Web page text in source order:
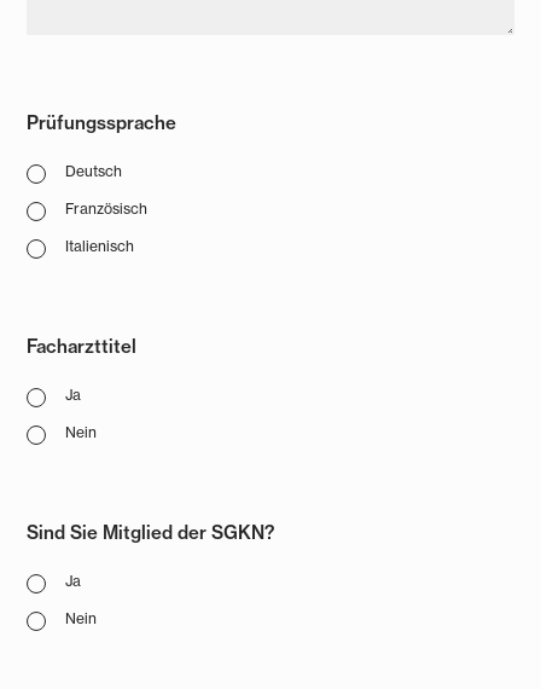
Prüfungssprache
Deutsch
Französisch
Italienisch
Facharzttitel
Ja
Nein
Sind Sie Mitglied der SGKN?
Ja
Nein